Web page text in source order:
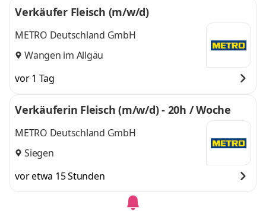
Verkäufer Fleisch (m/w/d)
METRO Deutschland GmbH
Wangen im Allgäu
vor 1 Tag
Verkäuferin Fleisch (m/w/d) - 20h / Woche
METRO Deutschland GmbH
Siegen
vor etwa 15 Stunden